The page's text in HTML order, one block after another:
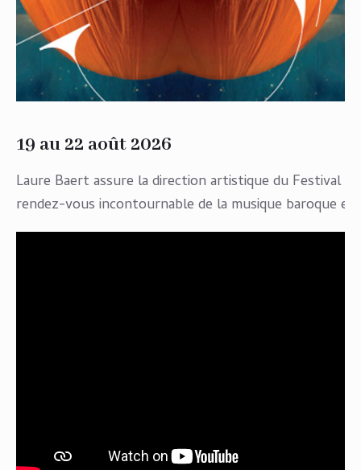
19 au 22 août 2026
Laure Baert assure la direction artistique du Festival
rendez-vous incontournable de la musique baroque